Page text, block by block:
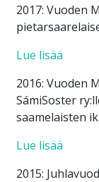
2017: Vuoden
Lue lisää
2016: Vuoden
SámiSoster
saamelaisten
Lue lisää
2015: